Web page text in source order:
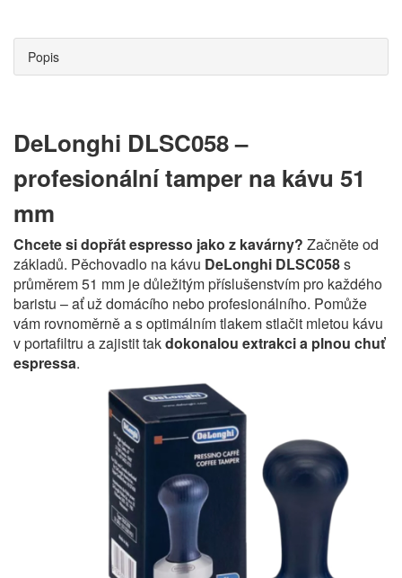
Popis
DeLonghi DLSC058 –
profesionální tamper na kávu 51
mm
Chcete si dopřát espresso jako z kavárny? Začněte od
základů. Pěchovadlo na kávu DeLonghi DLSC058s
průměrem 51 mm je důležitým příslušenstvím pro každého
baristu – ať už domácího nebo profesionálního. Pomůže
vám rovnoměrně a s optimálním tlakem stlačit mletou kávu
v portafiltru a zajistit takdokonalou extrakci a plnou chuť
espressa.